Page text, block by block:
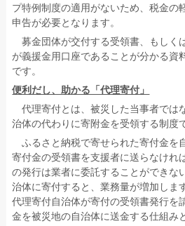
プ特例制度の適用がないため、税金の
申告が必要となります。
募金団体が交付する受領書、もしく
が義援金用口座であることが分かる資
です。
便利だし、助かる「代理寄付」
代理寄付とは、被災した当事者では
治体の代わりに寄附金を受領する制度
ふるさと納税で寄せられた寄付金を
寄付金の受領書を支援者に送らなけれ
の発行は業者に委託することができな
治体に寄付すると、業務量が増加しま
代理寄付自治体が寄付の受領書発行を
金を被災地の自治体に送金する仕組み